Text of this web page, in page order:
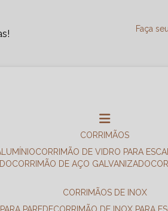
Faça
CORRIMÃOS
CORRIMÃO DE VIDRO PARA
CORRIMÃO DE AÇO GALVANIZADO
CORRIMÃOS DE INOX